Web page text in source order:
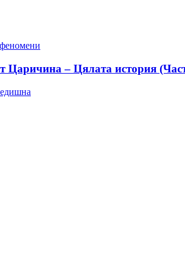
Царичина – Цялата история